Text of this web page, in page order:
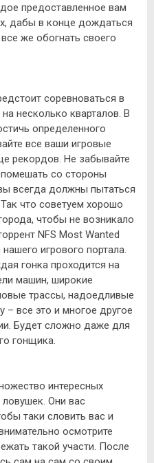
предоставленное вам
дабы в конце дождаться
же обогнать своего
соревноваться в
несколько кварталов. В
определенного
все ваши игровые
рекордов. Не забывайте
со стороны
всегда должны пытаться
что советуем хорошо
чтобы не возникало
NFS Most Wanted
игрового портала.
гонка проходится на
машин, широкие
трассы, надоедливые
все это и многое другое
Будет сложно даже для
гонщика.
интересных
Они вас
таки словить вас и
осмотрите
такой участи. После